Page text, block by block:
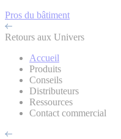
Pros du bâtiment
Retours aux Univers
Accueil
Produits
Conseils
Distributeurs
Ressources
Contact commercial